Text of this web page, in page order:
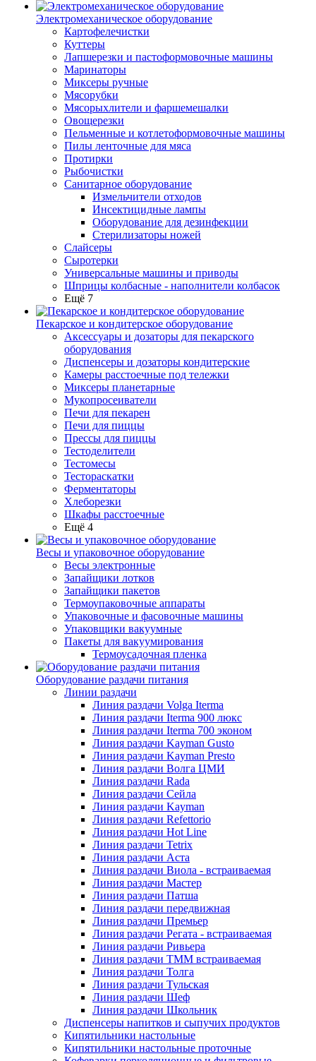
Электромеханическое оборудование
Картофелечистки
Куттеры
Лапшерезки и пастоформовочные машины
Маринаторы
Миксеры ручные
Мясорубки
Мясорыхлители и фаршемешалки
Овощерезки
Пельменные и котлетоформовочные машины
Пилы ленточные для мяса
Протирки
Рыбочистки
Санитарное оборудование
Измельчители отходов
Инсектицидные лампы
Оборудование для дезинфекции
Стерилизаторы ножей
Слайсеры
Сыротерки
Универсальные машины и приводы
Шприцы колбасные - наполнители колбасок
Ещё 7
Пекарское и кондитерское оборудование
Аксессуары и дозаторы для пекарского
оборудования
Диспенсеры и дозаторы кондитерские
Камеры расстоечные под тележки
Миксеры планетарные
Мукопросеиватели
Печи для пекарен
Печи для пиццы
Прессы для пиццы
Тестоделители
Тестомесы
Тестораскатки
Ферментаторы
Хлеборезки
Шкафы расстоечные
Ещё 4
Весы и упаковочное оборудование
Весы электронные
Запайщики лотков
Запайщики пакетов
Термоупаковочные аппараты
Упаковочные и фасовочные машины
Упаковщики вакуумные
Пакеты для вакуумирования
Термоусадочная пленка
Оборудование раздачи питания
Линии раздачи
Линия раздачи Volga Iterma
Линия раздачи Iterma 900 люкс
Линия раздачи Iterma 700 эконом
Линия раздачи Kayman Gusto
Линия раздачи Kayman Presto
Линия раздачи Волга ЦМИ
Линия раздачи Rada
Линия раздачи Сейла
Линия раздачи Kayman
Линия раздачи Refettorio
Линия раздачи Hot Line
Линия раздачи Tetrix
Линия раздачи Аста
Линия раздачи Виола - встраиваемая
Линия раздачи Мастер
Линия раздачи Патша
Линия раздачи передвижная
Линия раздачи Премьер
Линия раздачи Регата - встраиваемая
Линия раздачи Ривьера
Линия раздачи ТММ встраиваемая
Линия раздачи Толга
Линия раздачи Тульская
Линия раздачи Шеф
Линия раздачи Школьник
Диспенсеры напитков и сыпучих продуктов
Кипятильники настольные
Кипятильники настольные проточные